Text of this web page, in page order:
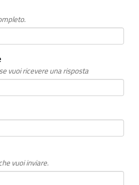
vuoi ricevere una risposta
vuoi inviare.